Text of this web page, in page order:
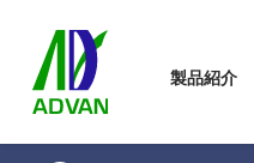
製品紹介